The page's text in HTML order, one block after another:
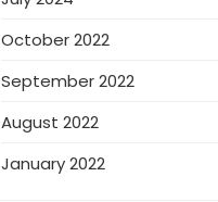
October 2022
September 2022
August 2022
January 2022